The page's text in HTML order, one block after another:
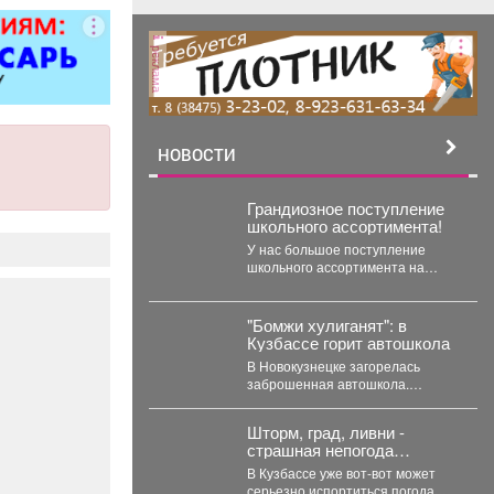
все
работ;
работы
скидка
реклама
НОВОСТИ
Грандиозное поступление
школьного ассортимента!
У нас большое поступление
школьного ассортимента на
детская одежда...
"Бомжи хулиганят": в
Кузбассе горит автошкола
В Новокузнецке загорелась
заброшенная автошкола.
вторник,...
Шторм, град, ливни -
страшная непогода
надвигается на Кузбасс
В Кузбассе уже вот-вот может